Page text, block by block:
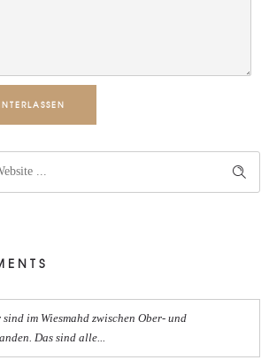
im Wiesmahd zwischen Ober- und
Das sind alle...